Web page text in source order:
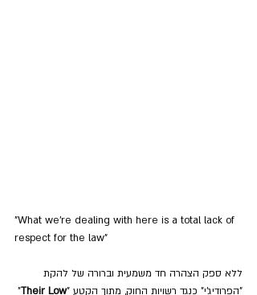
"What we're dealing with here is a total lack of
respect for the law"
ללא ספק הצהרה חד משמעית וברורה של להקת
"הפרודיג'י" כנגד רשויות החוק, מתוך הקטע "Their Low
"